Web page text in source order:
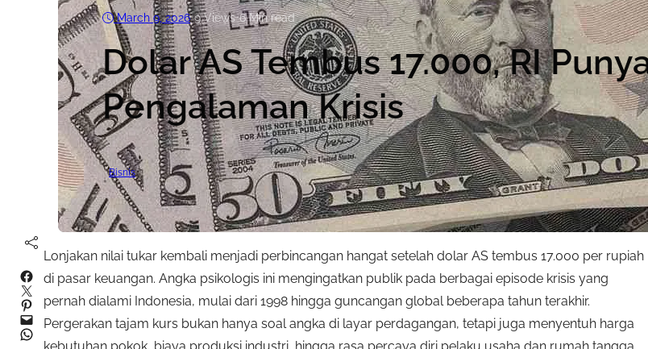
March 9, 2026•9Views•6 Min read
Dolar AS Tembus 17.000, RI
Pengalaman Krisis
Bisnis
Facebook
Twitter
Pinterest
Mail
WhatsApp
Lonjakan nilai tukar kembali menjadi perbincangan hangat setelah dolar AS tembus 17.000 per rupiah
di pasar keuangan. Angka psikologis ini mengingatkan publik pada berbagai episode krisis yang
pernah dialami Indonesia, mulai dari 1998 hingga guncangan global beberapa tahun terakhir.
Pergerakan tajam kurs bukan hanya soal angka di layar perdagangan, tetapi juga menyentuh harga